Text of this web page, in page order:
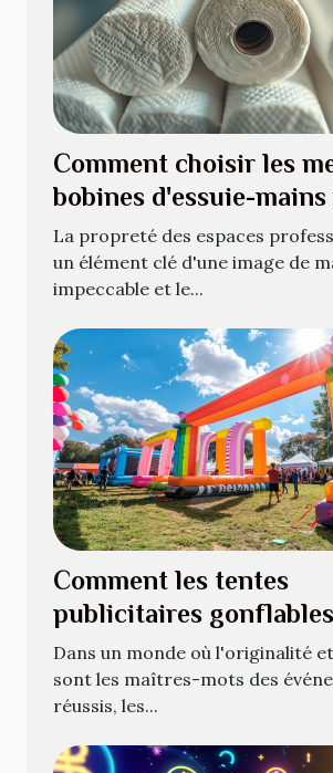
Comment choisir les
bobines d'essuie-
espaces professionnels
La propreté des espaces
un élément clé d'une image de
impeccable et le...
Comment les tentes
publicitaires gonflables
révolutionner vos
Dans un monde où l'originalité
sont les maîtres-mots des
réussis, les...